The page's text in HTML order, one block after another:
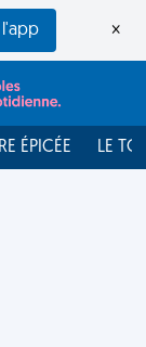
l'app ×
ÉPICÉE LE